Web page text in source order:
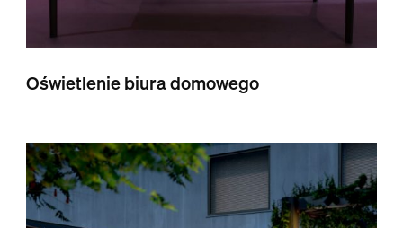
Oświetlenie biura domowego